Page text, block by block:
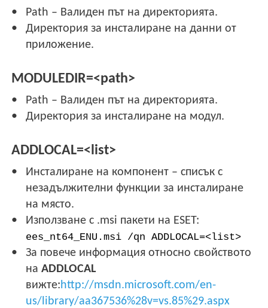
Path – Валиден път на директорията.
Директория за инсталиране на данни от
приложение.
MODULEDIR=<path>
Path – Валиден път на директорията.
Директория за инсталиране на модул.
ADDLOCAL=<list>
Инсталиране на компонент – списък с
незадължителни функции за инсталиране
на място.
Използване с .msi пакети на ESET:
ees_nt64_ENU.msi /qn ADDLOCAL=<list>
За повече информация относно свойството
наADDLOCAL
вижте: http://msdn.microsoft.com/en-
us/library/aa367536%28v=vs.85%29.aspx